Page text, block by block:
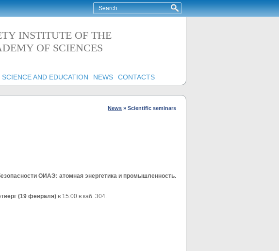
INSTITUTE OF THE
OF SCIENCES
SCIENCE AND EDUCATION NEWS CONTACTS
News » Scientific seminars
ОИАЭ: атомная энергетика и промышленность.
(19 февраля) в 15:00 в каб. 304.